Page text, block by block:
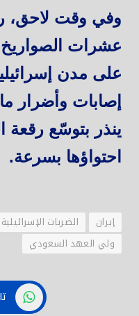
وفي وقت لاحق،
عشرات الصواريخ
على مدن
إصابات وأضرار
ينذر بتوسّع رقعة
احتواؤها بسرعة.
إيران الضربات الإسرائيلية
ولي العهد السعودي